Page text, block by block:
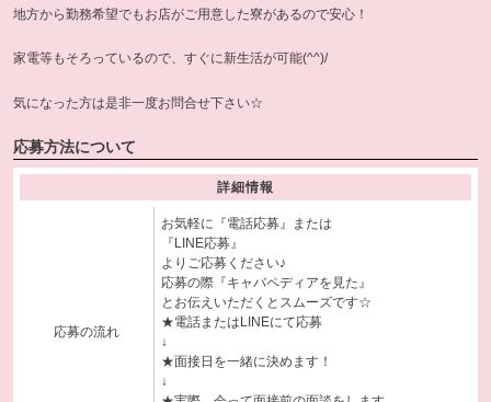
地方から勤務希望でもお店がご用意した寮があるので安心！
家電等もそろっているので、すぐに新生活が可能(^^)/
気になった方は是非一度お問合せ下さい☆
応募方法について
詳細情報
応募の流れ
お気軽に『電話応募』または
『LINE応募』
よりご応募ください♪
応募の際『キャバペディアを見た』
とお伝えいただくとスムーズです☆
★電話またはLINEにて応募
↓
★面接日を一緒に決めます！
↓